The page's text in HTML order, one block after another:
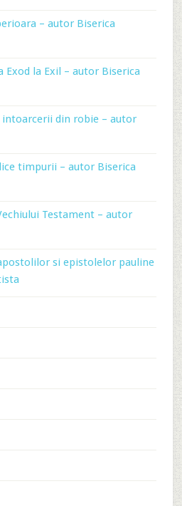
– autor Biserica
la Exil – autor Biserica
din robie – autor
timpurii – autor Biserica
Testament – autor
si epistolelor pauline